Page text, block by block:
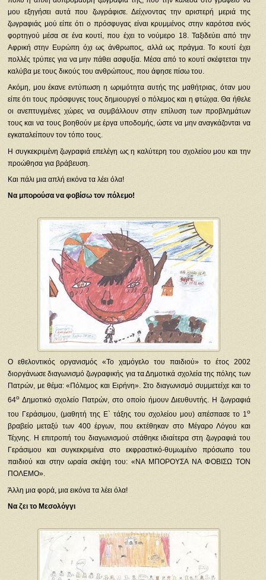
μου εξηγήσει αυτά που ζωγράφισε. Δείχνοντας την αριστερή μεριά της
ζωγραφιάς μού είπε ότι ο πρόσφυγας είναι κρυμμένος στην καρότσα ενός
φορτηγού μέσα σε ένα κουτί, που έχει το νούμερο 18. Ταξιδεύει από την
Αφρική στην Ευρώπη όχι ως άνθρωπος, αλλά ως πράγμα. Το κουτί έχει
πολλές τρύπες για να μην πάθει ασφυξία. Μέσα από το κουτί σκέφτεται την
καλύβα με τους δικούς του ανθρώπους, που άφησε πίσω του.
Ακόμη, μου έκανε εντύπωση η ωριμότητα αυτής της μαθήτριας, όταν μου
είπε ότι τους πρόσφυγες τους δημιουργεί ο πόλεμος και η φτώχια. Θα ήθελε
οι ανεπτυγμένες χώρες να συμβάλλουν στην επίλυση των προβλημάτων
τους και να τους βοηθούν με έργα υποδομής, ώστε να μην αναγκάζονται να
εγκαταλείπουν τον τόπο τους.
Η συγκεκριμένη ζωγραφιά επελέγη ως η καλύτερη του σχολείου μου και την
προώθησα για βράβευση.
Και πάλι μια απλή εικόνα τα λέει όλα!
Να μπορούσα να φοβίσω τον πόλεμο!
Ο εθελοντικός οργανισμός «Το χαμόγελο του παιδιού» το έτος 2002
διοργάνωσε διαγωνισμό ζωγραφικής για τα Δημοτικά σχολεία της πόλης των
Πατρών, με θέμα: «Πόλεμος και Ειρήνη». Στο διαγωνισμό συμμετείχε και το
64οΔημοτικό σχολείο Πατρών, στο οποίο ήμουν Διευθυντής. Η ζωγραφιά
του Γεράσιμου, (μαθητή της Ε` τάξης του σχολείου μου) απέσπασε το 1ο
βραβείο μεταξύ των 400 έργων, που εκτέθηκαν στο Μέγαρο Λόγου και
Τέχνης. Η επιτροπή του διαγωνισμού στάθηκε ιδιαίτερα στη ζωγραφιά του
Γεράσιμου και συγκεκριμένα στο εκφραστικό-θυμωμένο πρόσωπο του
παιδιού και στην ωραία σκέψη του: «ΝΑ ΜΠΟΡΟΥΣΑ ΝΑ ΦΟΒΙΣΩ ΤΟΝ
ΠΟΛΕΜΟ».
Άλλη μια φορά, μια εικόνα τα λέει όλα!
Να ζει το Μεσολόγγι